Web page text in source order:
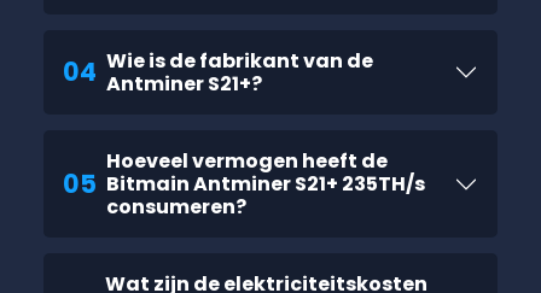
04 Wie is de fabrikant van de
Antminer S21+?
05
Hoeveel vermogen heeft de
Bitmain Antminer S21+ 235TH/s
consumeren?
Wat zijn de elektriciteitskosten